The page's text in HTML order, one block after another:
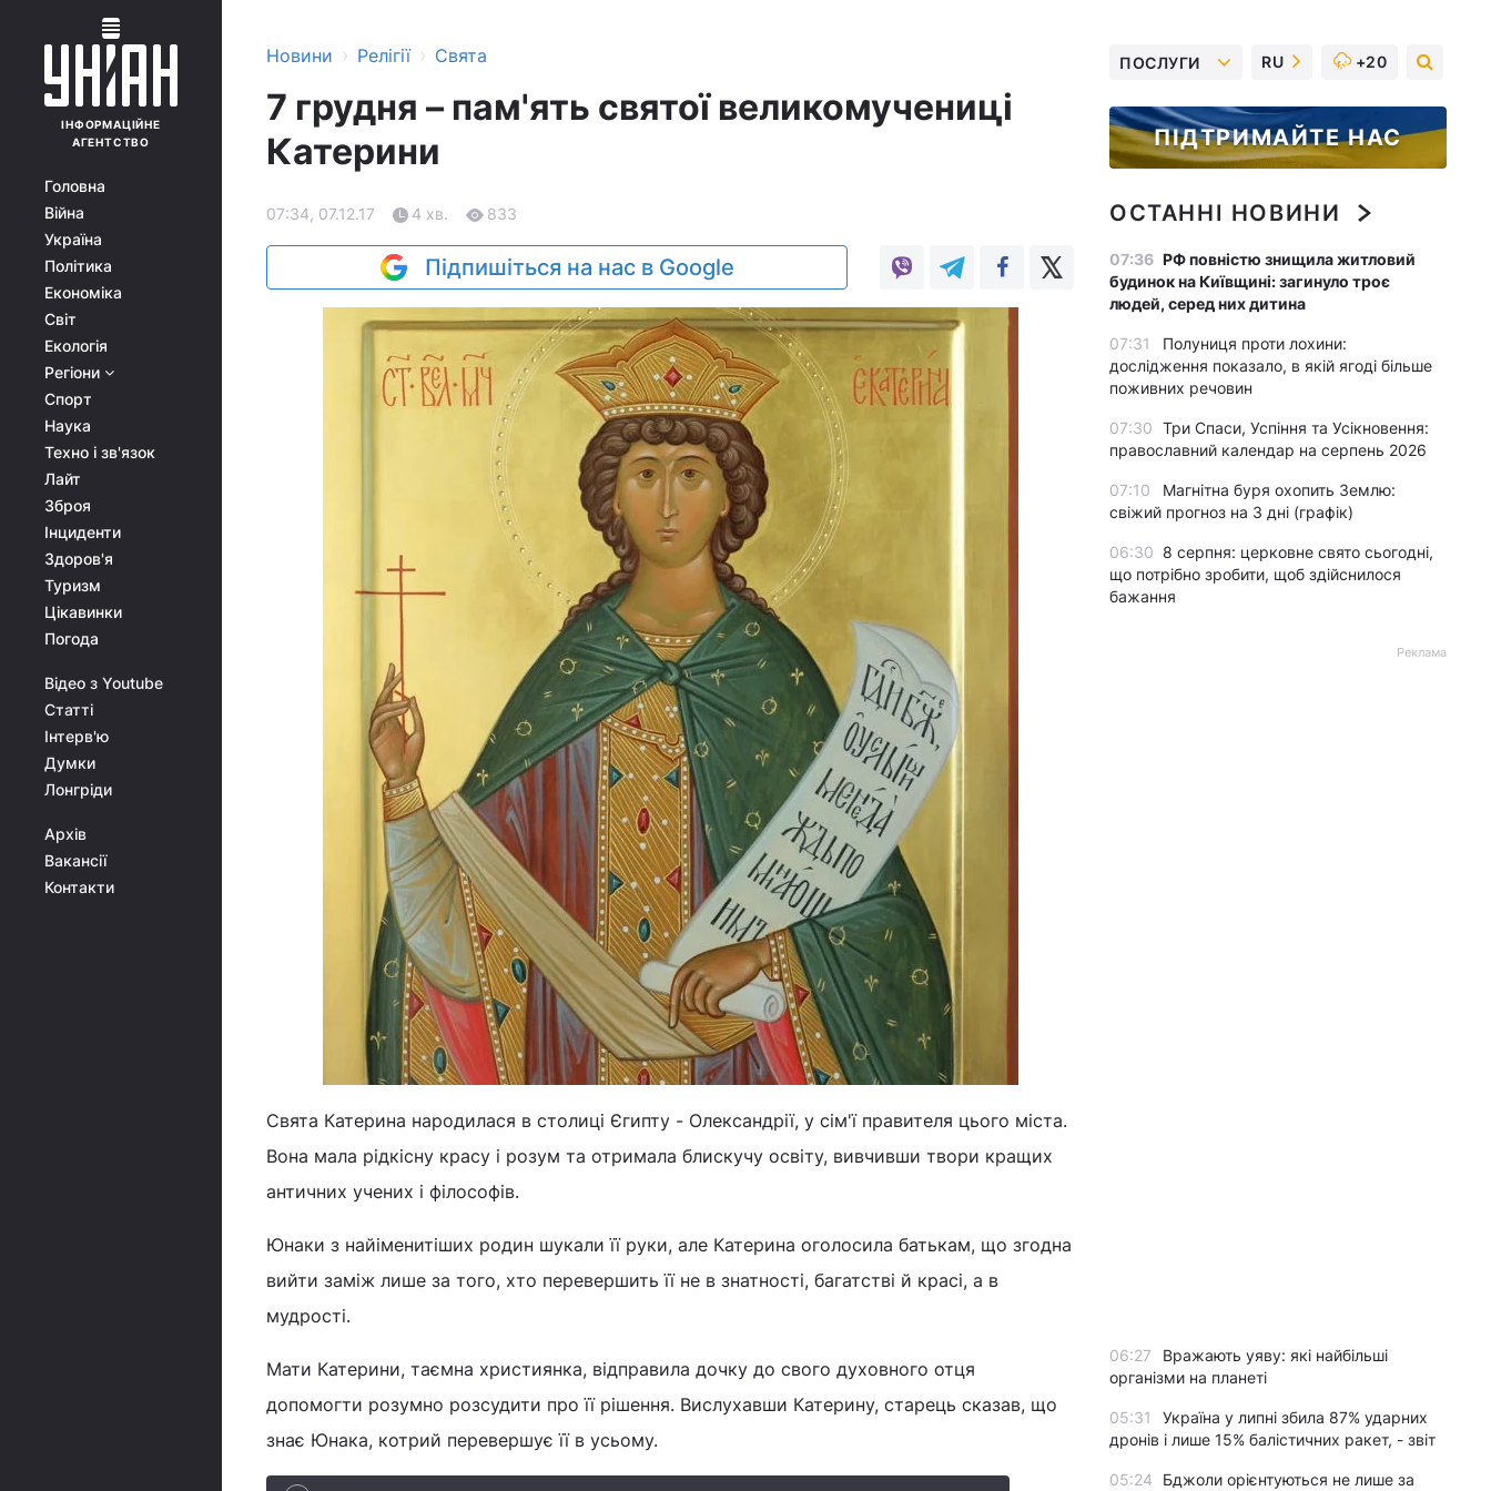
ІНФОРМАЦІЙНЕ
АГЕНТСТВО
Головна
Війна
Україна
Політика
Економіка
Світ
Екологія
Регіони
Спорт
Наука
Техно і зв'язок
Лайт
Зброя
Інциденти
Здоров'я
Туризм
Цікавинки
Погода
Відео з Youtube
Статті
Інтерв'ю
Думки
Лонгріди
Архів
Вакансії
Контакти
Новини › Релігії › Свята
7 грудня – пам'ять святої великомучениці
Катерини
07:34, 07.12.17 4 хв. 833
Підпишіться на нас в Google
Свята Катерина народилася в столиці Єгипту - Олександрії, у сім'ї правителя цього міста.
Вона мала рідкісну красу і розум та отримала блискучу освіту, вивчивши твори кращих
античних учених і філософів.
Юнаки з найіменитіших родин шукали її руки, але Катерина оголосила батькам, що згодна
вийти заміж лише за того, хто перевершить її не в знатності, багатстві й красі, а в
мудрості.
Мати Катерини, таємна християнка, відправила дочку до свого духовного отця
допомогти розумно розсудити про її рішення. Вислухавши Катерину, старець сказав, що
знає Юнака, котрий перевершує її в усьому.
ПОСЛУГИ RU +20
ПІДТРИМАЙТЕ НАС
ОСТАННІ НОВИНИ
07:36 РФ повністю знищила житловий
будинок на Київщині: загинуло троє
людей, серед них дитина
07:31
Полуниця проти лохини:
дослідження показало, в якій ягоді більше
поживних речовин
07:30 Три Спаси, Успіння та Усікновення:
православний календар на серпень 2026
07:10
Магнітна буря охопить Землю:
свіжий прогноз на 3 дні (графік)
06:30 8 серпня: церковне свято сьогодні,
що потрібно зробити, щоб здійснилося
бажання
Реклама
06:27
Вражають уяву: які найбільші
організми на планеті
05:31
Україна у липні збила 87% ударних
дронів і лише 15% балістичних ракет, - звіт
05:24
Бджоли орієнтуються не лише за